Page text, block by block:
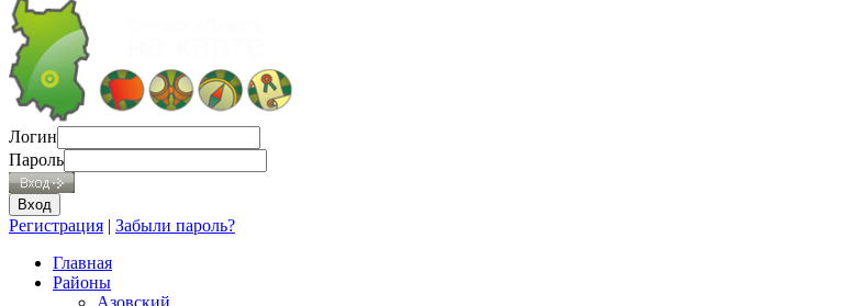
Логин
Пароль
Регистрация | Забыли пароль?
Главная
Районы
Азовский